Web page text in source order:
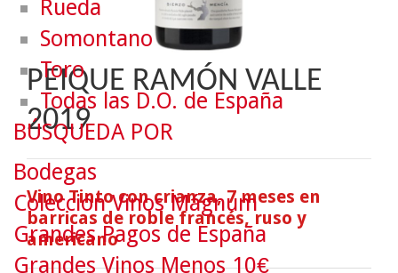
PEIQUE RAMÓN VALLE
2019
Vino Tinto con crianza, 7 meses en
barricas de roble francés, ruso y
americano
Rueda
Somontano
Toro
Todas las D.O. de España
BÚSQUEDA POR
Bodegas
Colección Vinos Mágnum
Grandes Pagos de España
Grandes Vinos Menos 10€